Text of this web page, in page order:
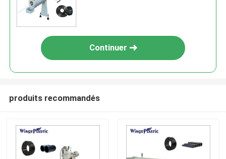
Continuer
produits recommandés